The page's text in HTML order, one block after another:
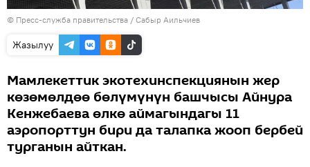
© Пресс-служба правительства / Сабыр Аильчиев
Жазылуу
Мамлекеттик экотехинспекциянын жер
көзөмөлдөө бөлүмүнүн башчысы Айнура
Кенжебаева өлкө аймагындагы 11
аэропорттун бири да талапка жооп бербей
турганын айткан.